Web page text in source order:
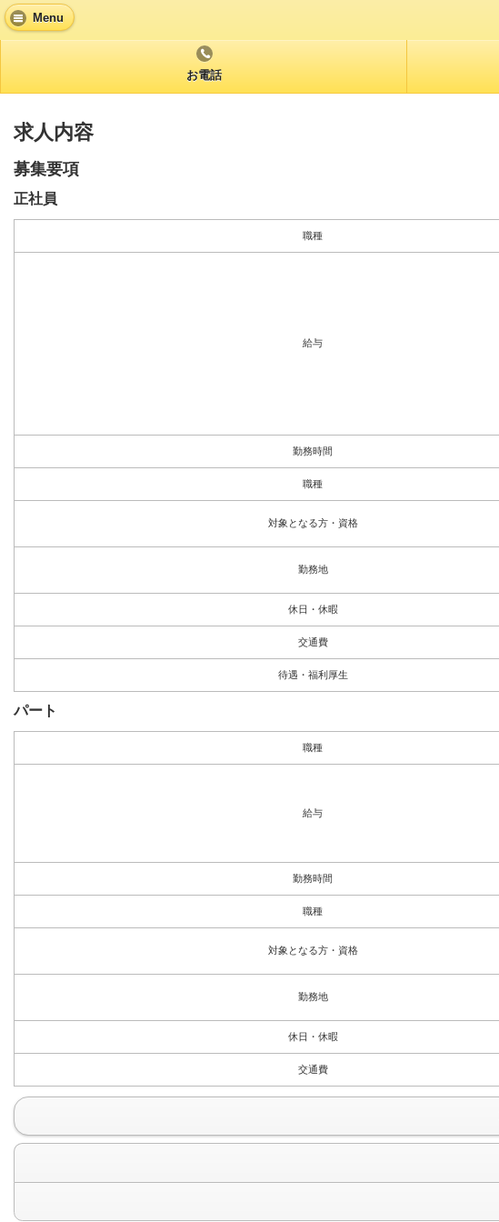
Menu
お電話
求人内容
募集要項
正社員
職種
給与
勤務時間
職種
対象となる方・資格
勤務地
休日・休暇
交通費
待遇・福利厚生
パート
職種
給与
勤務時間
職種
対象となる方・資格
勤務地
休日・休暇
交通費